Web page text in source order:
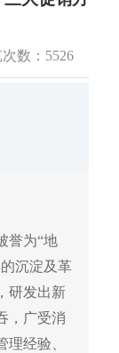
数： 5526
誉为“地
沉淀及革
研发出新
，广受消
经验、